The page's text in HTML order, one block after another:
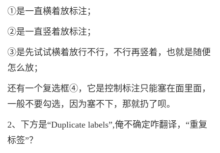
①是一直横着放标注；
②是一直竖着放标注；
③是先试试横着放行不行，不行再竖着，也就是随便
怎么放；
还有一个复选框④，它是控制标注只能塞在面里面，
一般不要勾选，因为塞不下，那就扔了呗。
2、下方是“Duplicate labels”,俺不确定咋翻译，“重复
标签”？